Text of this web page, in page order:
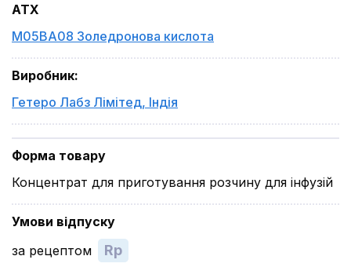
ATX
M05BA08 Золедронова кислота
Виробник:
Гетеро Лабз Лімітед, Індія
Форма товару
Концентрат для приготування розчину для інфузій
Умови відпуску
за рецептом
Rp